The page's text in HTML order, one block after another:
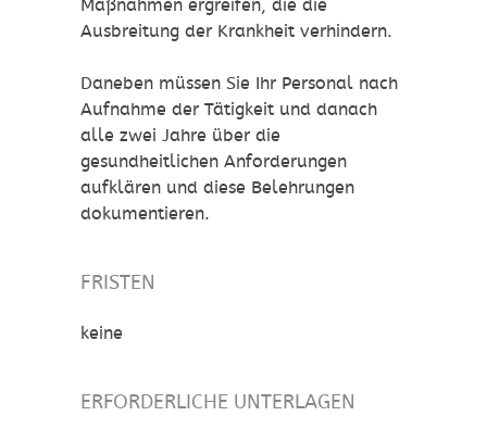
Maßnahmen ergreifen, die die
Ausbreitung der Krankheit verhindern.
Daneben müssen Sie Ihr Personal nach
Aufnahme der Tätigkeit und danach
alle zwei Jahre über die
gesundheitlichen Anforderungen
aufklären und diese Belehrungen
dokumentieren.
FRISTEN
keine
ERFORDERLICHE UNTERLAGEN